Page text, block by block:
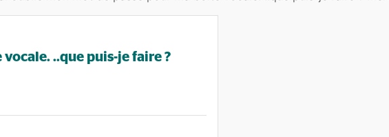
..que puis-je faire ?